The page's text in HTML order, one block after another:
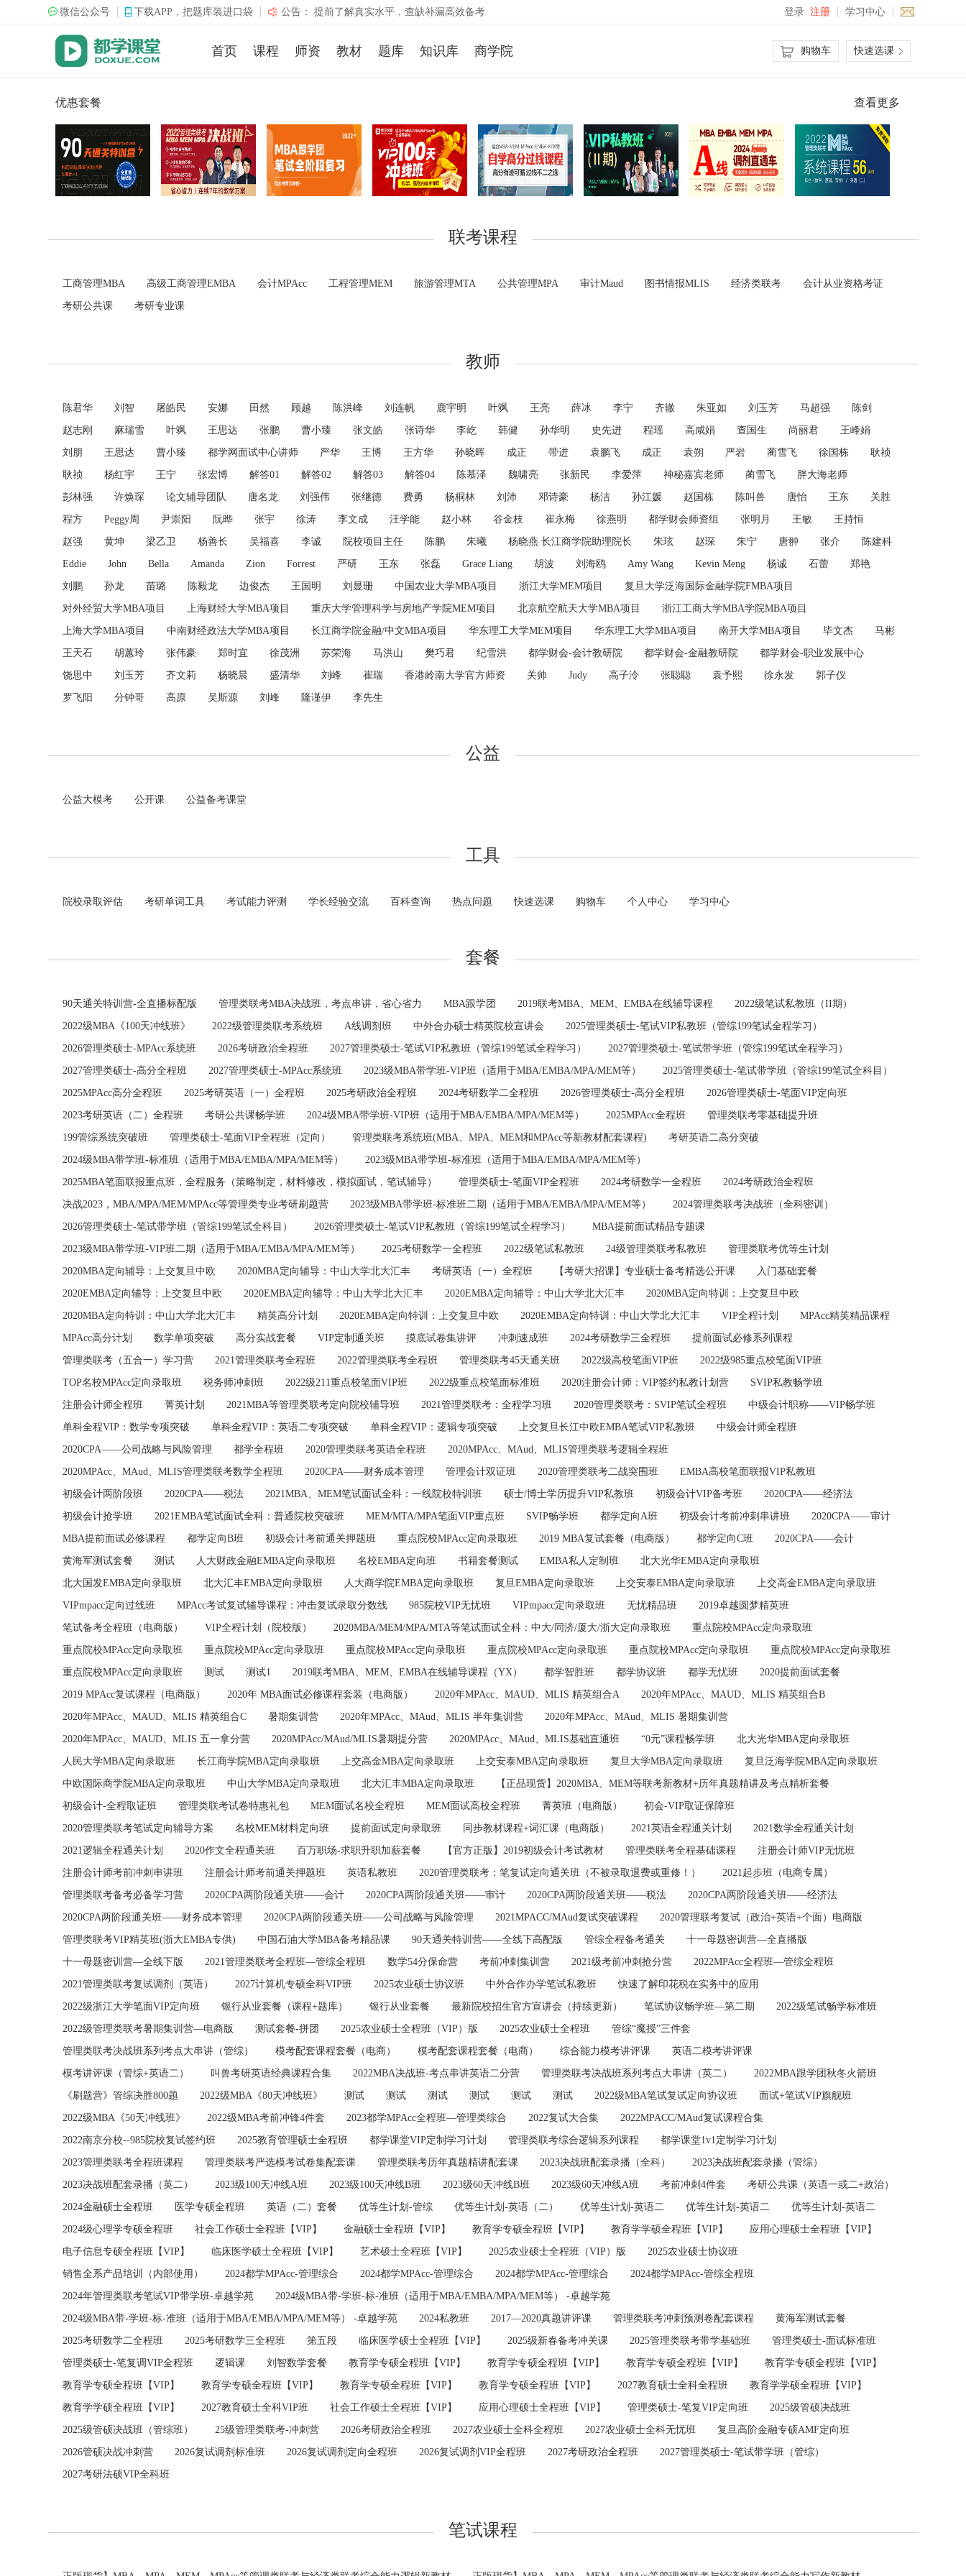
微信公众号 下载APP，把题库装进口袋 公告：
提前了解真实水平，查缺补漏高效备考
2019MBA英语备考规划，原英语命题组长查国生课程
2019备考，从提面开始！
登录 注册 学习中心
首页 课程 师资 教材 题库 知识库 商学院 购物车 快速选课
优惠套餐 查看更多
联考课程
工商管理MBA 高级工商管理EMBA 会计MPAcc 工程管理MEM 旅游管理MTA 公共管理MPA 审计Maud 图书情报MLIS 经济类联考 会计从业资格考证
考研公共课 考研专业课
教师
陈君华 刘智 屠皓民 安娜 田然 顾越 陈洪峰 刘连帆 鹿宇明 叶飒 王亮 薛冰 李宁 齐辙 朱亚如 刘玉芳 马超强 陈剑
赵志刚 麻瑞雪 叶飒 王思达 张鹏 曹小臻 张文皓 张诗华 李屹 韩健 孙华明 史先进 程瑶 高咸娟 查国生 尚丽君 王峰娟
刘朋 王思达 曹小臻 都学网面试中心讲师 严华 王博 王方华 孙晓晖 成正 带进 袁鹏飞 成正 袁朔 严岩 蔺雪飞 徐国栋 耿祯
耿祯 杨红宇 王宁 张宏博 解答01 解答02 解答03 解答04 陈慕泽 魏啸亮 张新民 李爱萍 神秘嘉宾老师 蔺雪飞 胖大海老师
彭林强 许焕琛 论文辅导团队 唐名龙 刘强伟 张继德 费勇 杨桐林 刘沛 邓诗豪 杨洁 孙江媛 赵国栋 陈叫兽 唐怡 王东 关胜
程方 Peggy周 尹崇阳 阮晔 张宇 徐涛 李文成 汪学能 赵小林 谷金枝 崔永梅 徐燕明 都学财会师资组 张明月 王敏 王持恒
赵强 黄坤 梁乙卫 杨善长 吴福喜 李诚 院校项目主任 陈鹏 朱曦 杨晓燕 长江商学院助理院长 朱玹 赵琛 朱宁 唐翀 张介 陈建科
Eddie John Bella Amanda Zion Forrest 严研 王东 张磊 Grace Liang 胡波 刘海鸥 Amy Wang Kevin Meng 杨诚 石蕾 郑艳
刘鹏 孙龙 苗璐 陈毅龙 边俊杰 王国明 刘显珊 中国农业大学MBA项目 浙江大学MEM项目 复旦大学泛海国际金融学院FMBA项目
对外经贸大学MBA项目 上海财经大学MBA项目 重庆大学管理科学与房地产学院MEM项目 北京航空航天大学MBA项目 浙江工商大学MBA学院MBA项目
上海大学MBA项目 中南财经政法大学MBA项目 长江商学院金融/中文MBA项目 华东理工大学MEM项目 华东理工大学MBA项目 南开大学MBA项目 毕文杰 马彬
王天石 胡蕙玲 张伟豪 郑时宜 徐茂洲 苏荣海 马洪山 樊巧君 纪雪洪 都学财会-会计教研院 都学财会-金融教研院 都学财会-职业发展中心
饶思中 刘玉芳 齐文莉 杨晓晨 盛清华 刘峰 崔瑞 香港岭南大学官方师资 关帅 Judy 高子泠 张聪聪 袁予熙 徐永发 郭子仪
罗飞阳 分钟哥 高原 吴斯源 刘峰 隆谨伊 李先生
公益
公益大模考 公开课 公益备考课堂
工具
院校录取评估 考研单词工具 考试能力评测 学长经验交流 百科查询 热点问题 快速选课 购物车 个人中心 学习中心
套餐
90天通关特训营-全直播标配版 管理类联考MBA决战班，考点串讲，省心省力 MBA跟学团 2019联考MBA、MEM、EMBA在线辅导课程 2022级笔试私教班（II期）
2022级MBA《100天冲线班》 2022级管理类联考系统班 A线调剂班 中外合办硕士精英院校宣讲会 2025管理类硕士-笔试VIP私教班（管综199笔试全程学习）
2026管理类硕士-MPAcc系统班 2026考研政治全程班 2027管理类硕士-笔试VIP私教班（管综199笔试全程学习） 2027管理类硕士-笔试带学班（管综199笔试全程学习）
2027管理类硕士-高分全程班 2027管理类硕士-MPAcc系统班 2023级MBA带学班-VIP班（适用于MBA/EMBA/MPA/MEM等） 2025管理类硕士-笔试带学班（管综199笔试全科目）
2025MPAcc高分全程班 2025考研英语（一）全程班 2025考研政治全程班 2024考研数学二全程班 2026管理类硕士-高分全程班 2026管理类硕士-笔面VIP定向班
2023考研英语（二）全程班 考研公共课畅学班 2024级MBA带学班-VIP班（适用于MBA/EMBA/MPA/MEM等） 2025MPAcc全程班 管理类联考零基础提升班
199管综系统突破班 管理类硕士-笔面VIP全程班（定向） 管理类联考系统班(MBA、MPA、MEM和MPAcc等新教材配套课程) 考研英语二高分突破
2024级MBA带学班-标准班（适用于MBA/EMBA/MPA/MEM等） 2023级MBA带学班-标准班（适用于MBA/EMBA/MPA/MEM等）
2025MBA笔面联报重点班，全程服务（策略制定，材料修改，模拟面试，笔试辅导） 管理类硕士-笔面VIP全程班 2024考研数学一全程班 2024考研政治全程班
决战2023，MBA/MPA/MEM/MPAcc等管理类专业考研刷题营 2023级MBA带学班-标准班二期（适用于MBA/EMBA/MPA/MEM等） 2024管理类联考决战班（全科密训）
2026管理类硕士-笔试带学班（管综199笔试全科目） 2026管理类硕士-笔试VIP私教班（管综199笔试全程学习） MBA提前面试精品专题课
2023级MBA带学班-VIP班二期（适用于MBA/EMBA/MPA/MEM等） 2025考研数学一全程班 2022级笔试私教班 24级管理类联考私教班 管理类联考优等生计划
2020MBA定向辅导：上交复旦中欧 2020MBA定向辅导：中山大学北大汇丰 考研英语（一）全程班 【考研大招课】专业硕士备考精选公开课 入门基础套餐
2020EMBA定向辅导：上交复旦中欧 2020EMBA定向辅导：中山大学北大汇丰 2020EMBA定向辅导：中山大学北大汇丰 2020MBA定向特训：上交复旦中欧
2020MBA定向特训：中山大学北大汇丰 精英高分计划 2020EMBA定向特训：上交复旦中欧 2020EMBA定向特训：中山大学北大汇丰 VIP全程计划 MPAcc精英精品课程
MPAcc高分计划 数学单项突破 高分实战套餐 VIP定制通关班 摸底试卷集讲评 冲刺速成班 2024考研数学三全程班 提前面试必修系列课程
管理类联考（五合一）学习营 2021管理类联考全程班 2022管理类联考全程班 管理类联考45天通关班 2022级高校笔面VIP班 2022级985重点校笔面VIP班
TOP名校MPAcc定向录取班 税务师冲刺班 2022级211重点校笔面VIP班 2022级重点校笔面标准班 2020注册会计师：VIP签约私教计划营 SVIP私教畅学班
注册会计师全程班 菁英计划 2021MBA等管理类联考定向院校辅导班 2021管理类联考：全程学习班 2020管理类联考：SVIP笔试全程班 中级会计职称——VIP畅学班
单科全程VIP：数学专项突破 单科全程VIP：英语二专项突破 单科全程VIP：逻辑专项突破 上交复旦长江中欧EMBA笔试VIP私教班 中级会计师全程班
2020CPA——公司战略与风险管理 都学全程班 2020管理类联考英语全程班 2020MPAcc、MAud、MLIS管理类联考逻辑全程班
2020MPAcc、MAud、MLIS管理类联考数学全程班 2020CPA——财务成本管理 管理会计双证班 2020管理类联考二战突围班 EMBA高校笔面联报VIP私教班
初级会计两阶段班 2020CPA——税法 2021MBA、MEM笔试面试全科：一线院校特训班 硕士/博士学历提升VIP私教班 初级会计VIP备考班 2020CPA——经济法
初级会计抢学班 2021EMBA笔试面试全科：普通院校突破班 MEM/MTA/MPA笔面VIP重点班 SVIP畅学班 都学定向A班 初级会计考前冲刺串讲班 2020CPA——审计
MBA提前面试必修课程 都学定向B班 初级会计考前通关押题班 重点院校MPAcc定向录取班 2019 MBA复试套餐（电商版） 都学定向C班 2020CPA——会计
黄海军测试套餐 测试 人大财政金融EMBA定向录取班 名校EMBA定向班 书籍套餐测试 EMBA私人定制班 北大光华EMBA定向录取班
北大国发EMBA定向录取班 北大汇丰EMBA定向录取班 人大商学院EMBA定向录取班 复旦EMBA定向录取班 上交安泰EMBA定向录取班 上交高金EMBA定向录取班
VIPmpacc定向过线班 MPAcc考试复试辅导课程：冲击复试录取分数线 985院校VIP无忧班 VIPmpacc定向录取班 无忧精品班 2019卓越圆梦精英班
笔试备考全程班（电商版） VIP全程计划（院校版） 2020MBA/MEM/MPA/MTA等笔试面试全科：中大/同济/厦大/浙大定向录取班 重点院校MPAcc定向录取班
重点院校MPAcc定向录取班 重点院校MPAcc定向录取班 重点院校MPAcc定向录取班 重点院校MPAcc定向录取班 重点院校MPAcc定向录取班 重点院校MPAcc定向录取班
重点院校MPAcc定向录取班 测试 测试1 2019联考MBA、MEM、EMBA在线辅导课程（YX） 都学智胜班 都学协议班 都学无忧班 2020提前面试套餐
2019 MPAcc复试课程（电商版） 2020年 MBA面试必修课程套装（电商版） 2020年MPAcc、MAUD、MLIS 精英组合A 2020年MPAcc、MAUD、MLIS 精英组合B
2020年MPAcc、MAUD、MLIS 精英组合C 暑期集训营 2020年MPAcc、MAud、MLIS 半年集训营 2020年MPAcc、MAud、MLIS 暑期集训营
2020年MPAcc、MAUD、MLIS 五一拿分营 2020MPAcc/MAud/MLIS暑期提分营 2020MPAcc、MAud、MLIS基础直通班 “0元”课程畅学班 北大光华MBA定向录取班
人民大学MBA定向录取班 长江商学院MBA定向录取班 上交高金MBA定向录取班 上交安泰MBA定向录取班 复旦大学MBA定向录取班 复旦泛海学院MBA定向录取班
中欧国际商学院MBA定向录取班 中山大学MBA定向录取班 北大汇丰MBA定向录取班 【正品现货】2020MBA、MEM等联考新教材+历年真题精讲及考点精析套餐
初级会计-全程取证班 管理类联考试卷特惠礼包 MEM面试名校全程班 MEM面试高校全程班 菁英班（电商版） 初会-VIP取证保障班
2020管理类联考笔试定向辅导方案 名校MEM材料定向班 提前面试定向录取班 同步教材课程+词汇课（电商版） 2021英语全程通关计划 2021数学全程通关计划
2021逻辑全程通关计划 2020作文全程通关班 百万职场-求职升职加薪套餐 【官方正版】2019初级会计考试教材 管理类联考全程基础课程 注册会计师VIP无忧班
注册会计师考前冲刺串讲班 注册会计师考前通关押题班 英语私教班 2020管理类联考：笔复试定向通关班（不被录取退费或重修！） 2021起步班（电商专属）
管理类联考备考必备学习营 2020CPA两阶段通关班——会计 2020CPA两阶段通关班——审计 2020CPA两阶段通关班——税法 2020CPA两阶段通关班——经济法
2020CPA两阶段通关班——财务成本管理 2020CPA两阶段通关班——公司战略与风险管理 2021MPACC/MAud复试突破课程 2020管理联考复试（政治+英语+个面）电商版
管理类联考VIP精英班(浙大EMBA专供) 中国石油大学MBA备考精品课 90天通关特训营——全线下高配版 管综全程备考通关 十一母题密训营—全直播版
十一母题密训营—全线下版 2021管理类联考全程班—管综全程班 数学54分保命营 考前冲刺集训营 2021级考前冲刺抢分营 2022MPAcc全程班—管综全程班
2021管理类联考复试调剂（英语） 2027计算机专硕全科VIP班 2025农业硕士协议班 中外合作办学笔试私教班 快速了解印花税在实务中的应用
2022级浙江大学笔面VIP定向班 银行从业套餐（课程+题库） 银行从业套餐 最新院校招生官方宣讲会（持续更新） 笔试协议畅学班—第二期 2022级笔试畅学标准班
2022级管理类联考暑期集训营—电商版 测试套餐-拼团 2025农业硕士全程班（VIP）版 2025农业硕士全程班 管综“魔授”三件套
管理类联考决战班系列考点大串讲（管综） 模考配套课程套餐（电商） 模考配套课程套餐（电商） 综合能力模考讲评课 英语二模考讲评课
模考讲评课（管综+英语二） 叫兽考研英语经典课程合集 2022MBA决战班-考点串讲英语二分营 管理类联考决战班系列考点大串讲（英二） 2022MBA跟学团秋冬火箭班
《刷题营》管综决胜800题 2022级MBA《80天冲线班》 测试 测试 测试 测试 测试 测试 2022级MBA笔试复试定向协议班 面试+笔试VIP旗舰班
2022级MBA《50天冲线班》 2022级MBA考前冲锋4件套 2023都学MPAcc全程班—管理类综合 2022复试大合集 2022MPACC/MAud复试课程合集
2022南京分校--985院校复试签约班 2025教育管理硕士全程班 都学课堂VIP定制学习计划 管理类联考综合逻辑系列课程 都学课堂1v1定制学习计划
2023管理类联考全程班课程 管理类联考严选模考试卷集配套课 管理类联考历年真题精讲配套课 2023决战班配套录播（全科） 2023决战班配套录播（管综）
2023决战班配套录播（英二） 2023级100天冲线A班 2023级100天冲线B班 2023级60天冲线B班 2023级60天冲线A班 考前冲刺4件套 考研公共课（英语一或二+政治）
2024金融硕士全程班 医学专硕全程班 英语（二）套餐 优等生计划-管综 优等生计划-英语（二） 优等生计划-英语二 优等生计划-英语二 优等生计划-英语二
2024级心理学专硕全程班 社会工作硕士全程班【VIP】 金融硕士全程班【VIP】 教育学专硕全程班【VIP】 教育学学硕全程班【VIP】 应用心理硕士全程班【VIP】
电子信息专硕全程班【VIP】 临床医学硕士全程班【VIP】 艺术硕士全程班【VIP】 2025农业硕士全程班（VIP）版 2025农业硕士协议班
销售全系产品培训（内部使用） 2024都学MPAcc-管理综合 2024都学MPAcc-管理综合 2024都学MPAcc-管理综合 2024都学MPAcc-管综全程班
2024年管理类联考笔试VIP带学班-卓越学苑 2024级MBA带-学班-标-准班（适用于MBA/EMBA/MPA/MEM等） -卓越学苑
2024级MBA带-学班-标-准班（适用于MBA/EMBA/MPA/MEM等） -卓越学苑 2024私教班 2017—2020真题讲评课 管理类联考冲刺预测卷配套课程 黄海军测试套餐
2025考研数学二全程班 2025考研数学三全程班 第五段 临床医学硕士全程班【VIP】 2025级新春备考冲关课 2025管理类联考带学基础班 管理类硕士-面试标准班
管理类硕士-笔复调VIP全程班 逻辑课 刘智数学套餐 教育学专硕全程班【VIP】 教育学专硕全程班【VIP】 教育学专硕全程班【VIP】 教育学专硕全程班【VIP】
教育学专硕全程班【VIP】 教育学专硕全程班【VIP】 教育学专硕全程班【VIP】 教育学专硕全程班【VIP】 2027教育硕士全科全程班 教育学学硕全程班【VIP】
教育学学硕全程班【VIP】 2027教育硕士全科VIP班 社会工作硕士全程班【VIP】 应用心理硕士全程班【VIP】 管理类硕士-笔复VIP定向班 2025级管硕决战班
2025级管硕决战班（管综班） 25级管理类联考-冲刺营 2026考研政治全程班 2027农业硕士全科全程班 2027农业硕士全科无忧班 复旦高阶金融专硕AMF定向班
2026管硕决战冲刺营 2026复试调剂标准班 2026复试调剂定向全程班 2026复试调剂VIP全程班 2027考研政治全程班 2027管理类硕士-笔试带学班（管综）
2027考研法硕VIP全科班
笔试课程